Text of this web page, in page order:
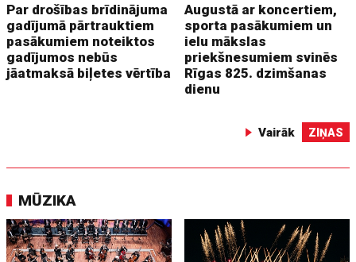
Par drošības brīdinājuma
gadījumā pārtrauktiem
pasākumiem noteiktos
gadījumos nebūs
jāatmaksā biļetes vērtība
Augustā ar koncertiem,
sporta pasākumiem un
ielu mākslas
priekšnesumiem svinēs
Rīgas 825. dzimšanas
dienu
Vairāk ZIŅAS
MŪZIKA